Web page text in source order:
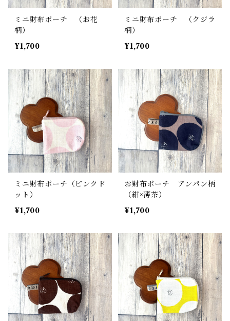
ミニ財布ポーチ （お花
柄）
¥1,700
ミニ財布ポーチ （クジラ
柄）
¥1,700
ミニ財布ポーチ（ピンクド
ット）
¥1,700
お財布ポーチ アンパン柄
（紺×薄茶）
¥1,700